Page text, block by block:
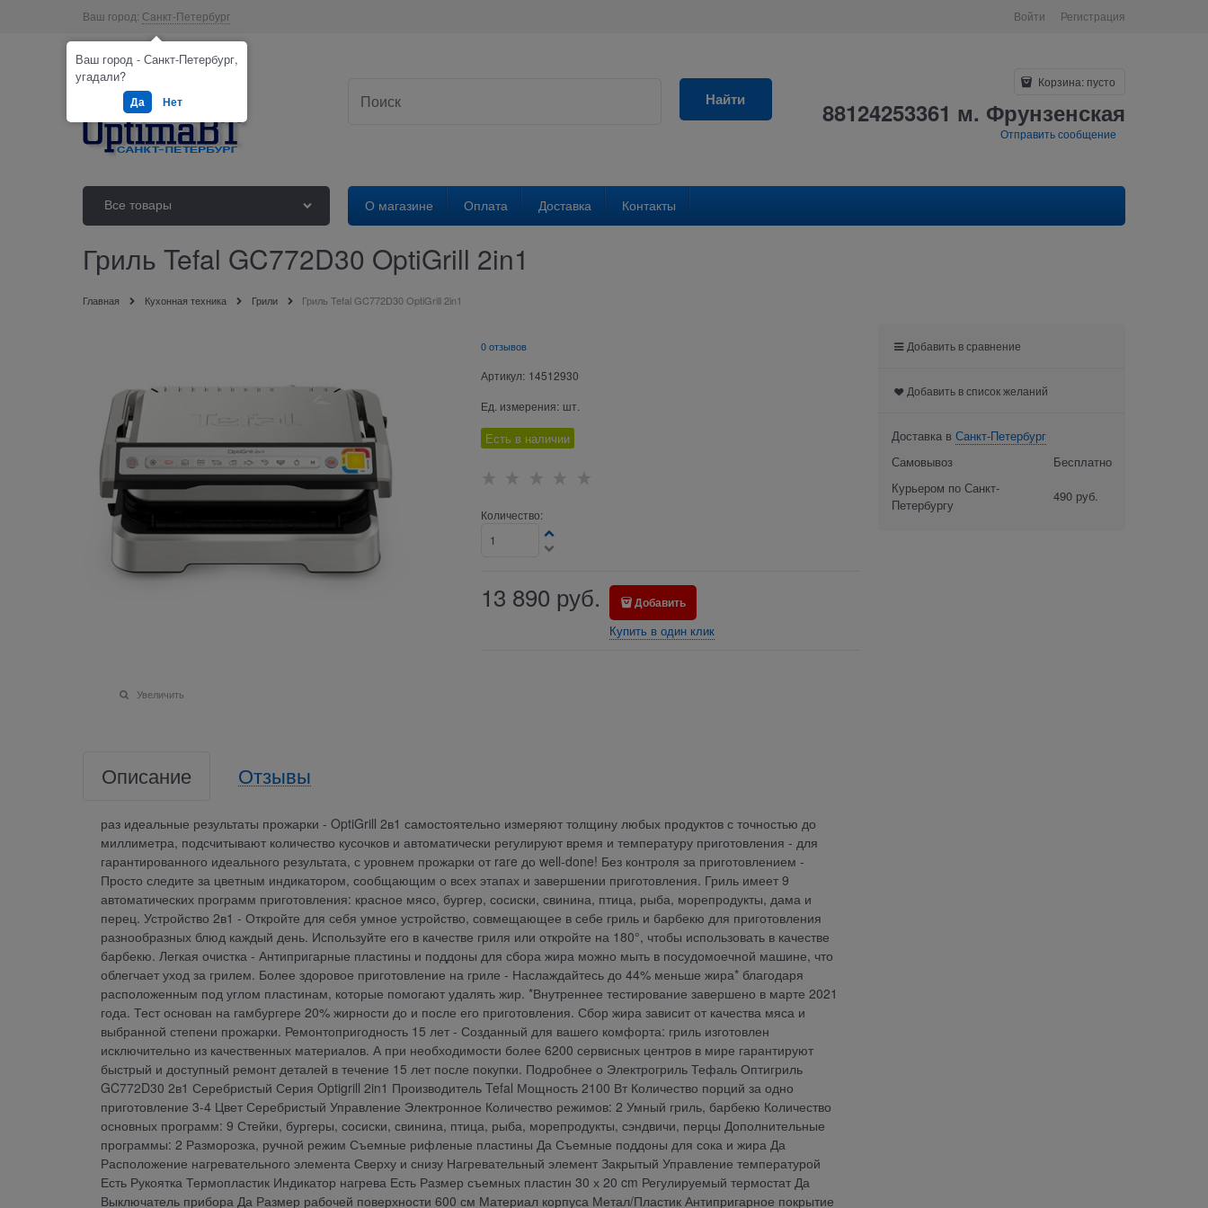
Ваш город: Санкт-Петербург Войти Регистрация
Найти
Корзина: пусто
88124253361 м. Фрунзенская
Отправить сообщение
Все товары О магазине Оплата Доставка Контакты
Гриль Tefal GC772D30 OptiGrill 2in1
Главная Кухонная техника Грили Гриль Tefal GC772D30 OptiGrill 2in1
Увеличить
0 отзывов
Артикул: 14512930
Ед. измерения: шт.
Есть в наличии
Количество:
13 890 руб. Добавить
Купить в один клик
Описание Отзывы
раз идеальные результаты прожарки - OptiGrill 2в1 самостоятельно измеряют толщину любых продуктов с точностью до
миллиметра, подсчитывают количество кусочков и автоматически регулируют время и температуру приготовления - для
гарантированного идеального результата, с уровнем прожарки от rare до well-done! Без контроля за приготовлением -
Просто следите за цветным индикатором, сообщающим о всех этапах и завершении приготовления. Гриль имеет 9
автоматических программ приготовления: красное мясо, бургер, сосиски, свинина, птица, рыба, морепродукты, дама и
перец. Устройство 2в1 - Откройте для себя умное устройство, совмещающее в себе гриль и барбекю для приготовления
разнообразных блюд каждый день. Используйте его в качестве гриля или откройте на 180°, чтобы использовать в качестве
барбекю. Легкая очистка - Антипригарные пластины и поддоны для сбора жира можно мыть в посудомоечной машине, что
облегчает уход за грилем. Более здоровое приготовление на гриле - Наслаждайтесь до 44% меньше жира* благодаря
расположенным под углом пластинам, которые помогают удалять жир. *Внутреннее тестирование завершено в марте 2021
года. Тест основан на гамбургере 20% жирности до и после его приготовления. Сбор жира зависит от качества мяса и
выбранной степени прожарки. Ремонтопригодность 15 лет - Созданный для вашего комфорта: гриль изготовлен
исключительно из качественных материалов. А при необходимости более 6200 сервисных центров в мире гарантируют
быстрый и доступный ремонт деталей в течение 15 лет после покупки. Подробнее о Электрогриль Тефаль Оптигриль
GC772D30 2в1 Серебристый Серия Optigrill 2in1 Производитель Tefal Мощность 2100 Вт Количество порций за одно
приготовление 3-4 Цвет Серебристый Управление Электронное Количество режимов: 2 Умный гриль, барбекю Количество
основных программ: 9 Стейки, бургеры, сосиски, свинина, птица, рыба, морепродукты, сэндвичи, перцы Дополнительные
программы: 2 Разморозка, ручной режим Съемные рифленые пластины Да Съемные поддоны для сока и жира Да
Расположение нагревательного элемента Сверху и снизу Нагревательный элемент Закрытый Управление температурой
Есть Рукоятка Термопластик Индикатор нагрева Есть Размер съемных пластин 30 х 20 cm Регулируемый термостат Да
Выключатель прибора Да Размер рабочей поверхности 600 см Материал корпуса Метал/Пластик Антипригарное покрытие
Добавить в сравнение
Добавить в список желаний
Доставка в Санкт-Петербург
Самовывоз
Бесплатно
Курьером по Санкт-
Петербургу
490 руб.
Ваш город - Санкт-Петербург,
угадали?
Да Нет